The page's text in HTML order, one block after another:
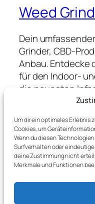
Um dir ein optimales Erlebnis
Cookies, um
Wenn du diesen
Surfverhalten oder
deine Zustimmung nicht
Merkmale und Funktionen
Weed
Dein
Grinder, CBD-
Anbau. Entdecke
für den Indoor-
die neuesten
Anfänger und
profitieren
Blog